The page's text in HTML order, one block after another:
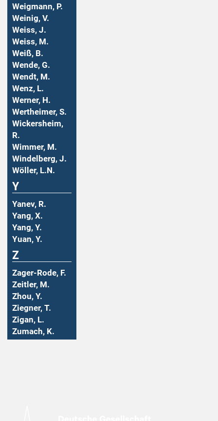
Weigmann, P.
Weinig, V.
Weiss, J.
Weiss, M.
Weiß, B.
Wende, G.
Wendt, M.
Wenz, L.
Werner, H.
Wertheimer, S.
Wickersheim,
R.
Wimmer, M.
Windelberg, J.
Wöller, L.N.
Y
Yanev, R.
Yang, X.
Yang, Y.
Yuan, Y.
Z
Zager-Rode, F.
Zeitler, M.
Zhou, Y.
Ziegner, T.
Zigan, L.
Zumach, K.